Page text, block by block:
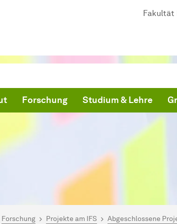
Fakultät
Forschung Studium & Lehre
hier:
Forschung Projekte am IFS Abgeschlossene